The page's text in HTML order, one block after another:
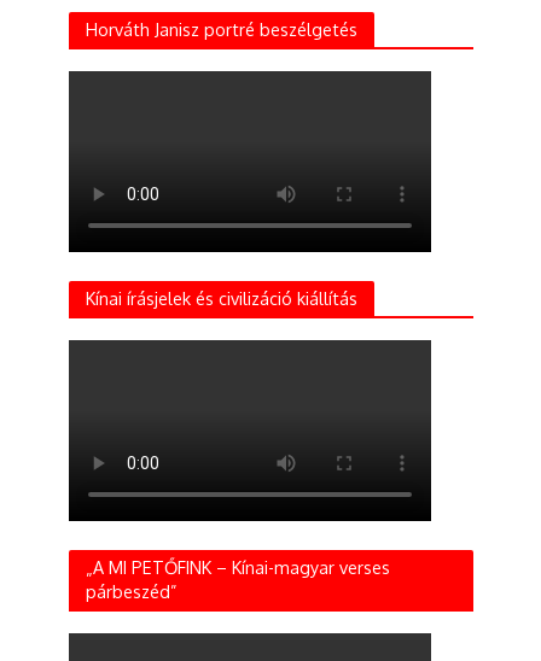
Horváth Janisz portré beszélgetés
Kínai írásjelek és civilizáció kiállítás
„A MI PETŐFINK – Kínai-magyar verses
párbeszéd”